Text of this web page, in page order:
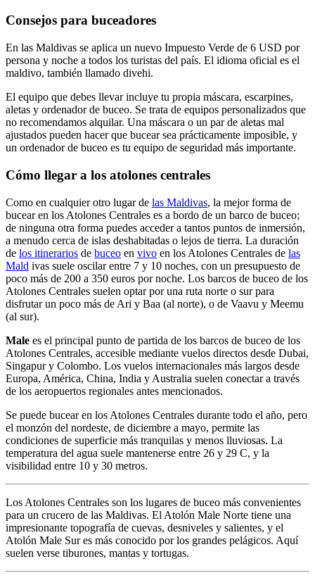
Consejos para buceadores
En las Maldivas se aplica un nuevo Impuesto Verde de 6 USD por
persona y noche a todos los turistas del país. El idioma oficial es el
maldivo, también llamado divehi.
El equipo que debes llevar incluye tu propia máscara, escarpines,
aletas y ordenador de buceo. Se trata de equipos personalizados que
no recomendamos alquilar. Una máscara o un par de aletas mal
ajustados pueden hacer que bucear sea prácticamente imposible, y
un ordenador de buceo es tu equipo de seguridad más importante.
Cómo llegar a los atolones centrales
Como en cualquier otro lugar de las Maldivas, la mejor forma de
bucear en los Atolones Centrales es a bordo de un barco de buceo;
de ninguna otra forma puedes acceder a tantos puntos de inmersión,
a menudo cerca de islas deshabitadas o lejos de tierra. La duración
de los itinerarios de buceo en vivo en los Atolones Centrales de las
Mald ivas suele oscilar entre 7 y 10 noches, con un presupuesto de
poco más de 200 a 350 euros por noche. Los barcos de buceo de los
Atolones Centrales suelen optar por una ruta norte o sur para
disfrutar un poco más de Ari y Baa (al norte), o de Vaavu y Meemu
(al sur).
Male es el principal punto de partida de los barcos de buceo de los
Atolones Centrales, accesible mediante vuelos directos desde Dubai,
Singapur y Colombo. Los vuelos internacionales más largos desde
Europa, América, China, India y Australia suelen conectar a través
de los aeropuertos regionales antes mencionados.
Se puede bucear en los Atolones Centrales durante todo el año, pero
el monzón del nordeste, de diciembre a mayo, permite las
condiciones de superficie más tranquilas y menos lluviosas. La
temperatura del agua suele mantenerse entre 26 y 29 C, y la
visibilidad entre 10 y 30 metros.
Los Atolones Centrales son los lugares de buceo más convenientes
para un crucero de las Maldivas. El Atolón Male Norte tiene una
impresionante topografía de cuevas, desniveles y salientes, y el
Atolón Male Sur es más conocido por los grandes pelágicos. Aquí
suelen verse tiburones, mantas y tortugas.